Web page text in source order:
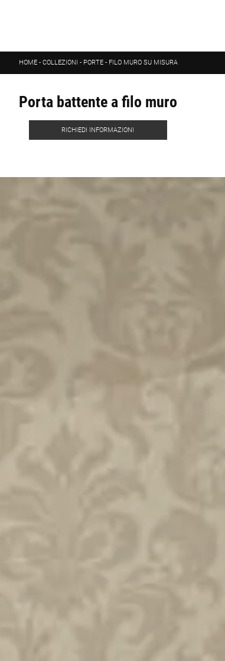
HOME- COLLEZIONI - PORTE - FILO MURO SU MISURA
Porta battente a filo muro
RICHIEDI INFORMAZIONI